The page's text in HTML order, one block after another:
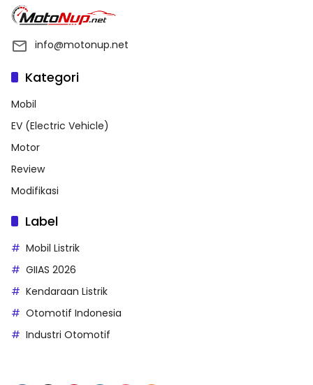
info@motonup.net
Kategori
Mobil
EV (Electric Vehicle)
Motor
Review
Modifikasi
Label
Mobil Listrik
GIIAS 2026
Kendaraan Listrik
Otomotif Indonesia
Industri Otomotif